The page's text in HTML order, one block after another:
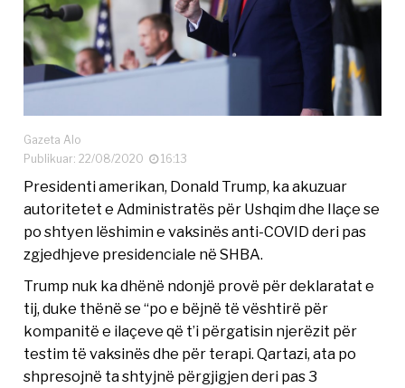
Gazeta Alo
Publikuar: 22/08/2020
16:13
Presidenti amerikan, Donald Trump, ka akuzuar
autoritetet e Administratës për Ushqim dhe Ilaçe se
po shtyen lëshimin e vaksinës anti-COVID deri pas
zgjedhjeve presidenciale në SHBA.
Trump nuk ka dhënë ndonjë provë për deklaratat e
tij, duke thënë se “po e bëjnë të vështirë për
kompanitë e ilaçeve që t’i përgatisin njerëzit për
testim të vaksinës dhe për terapi. Qartazi, ata po
shpresojnë ta shtyjnë përgjigjen deri pas 3